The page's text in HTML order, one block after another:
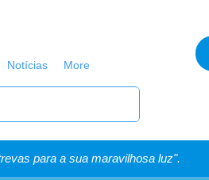
Notícias More
para a sua maravilhosa luz".